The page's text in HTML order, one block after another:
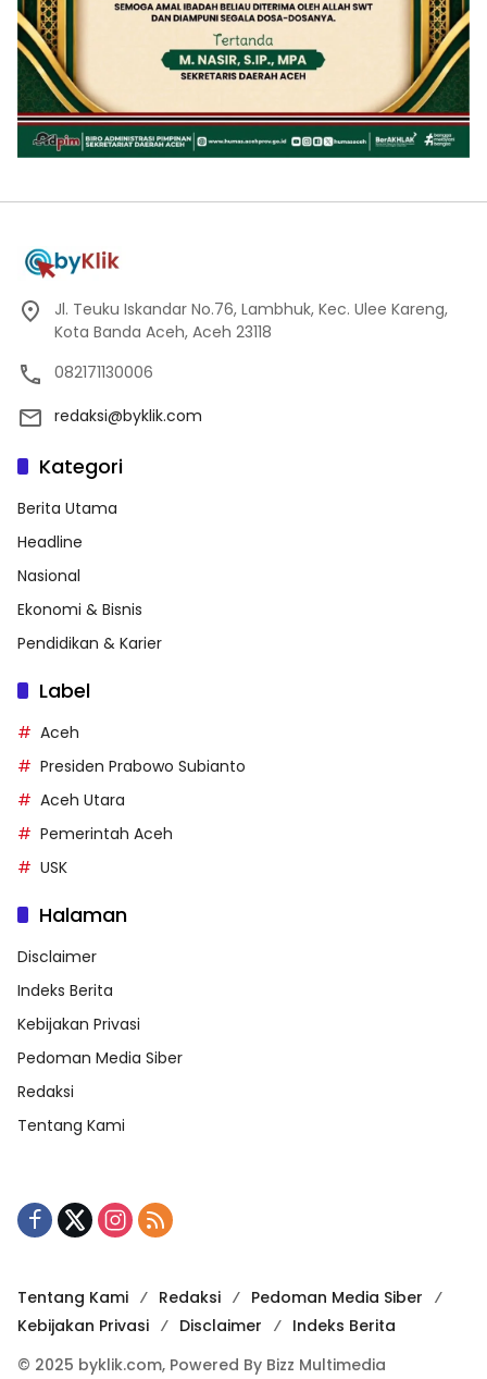
Jl. Teuku Iskandar No.76, Lambhuk, Kec. Ulee Kareng,
Kota Banda Aceh, Aceh 23118
082171130006
redaksi@byklik.com
Kategori
Berita Utama
Headline
Nasional
Ekonomi & Bisnis
Pendidikan & Karier
Label
Aceh
Presiden Prabowo Subianto
Aceh Utara
Pemerintah Aceh
USK
Halaman
Disclaimer
Indeks Berita
Kebijakan Privasi
Pedoman Media Siber
Redaksi
Tentang Kami
Tentang Kami Redaksi
Pedoman Media Siber
Kebijakan Privasi
Disclaimer
Indeks Berita
© 2025 byklik.com, Powered By Bizz Multimedia